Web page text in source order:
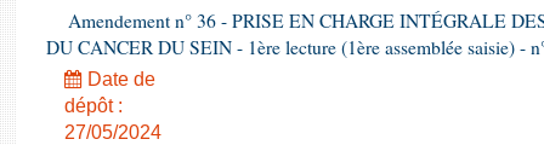
Amendement n° 36 - PRISE EN CHARGE INTÉGRALE
DU CANCER DU SEIN - 1ère lecture (1ère assemblée saisie) -
Date de
dépôt :
27/05/2024